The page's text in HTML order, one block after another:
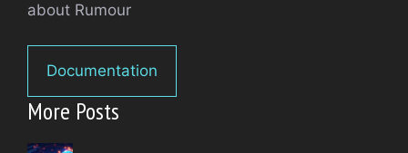
about Rumour
Documentation
More Posts